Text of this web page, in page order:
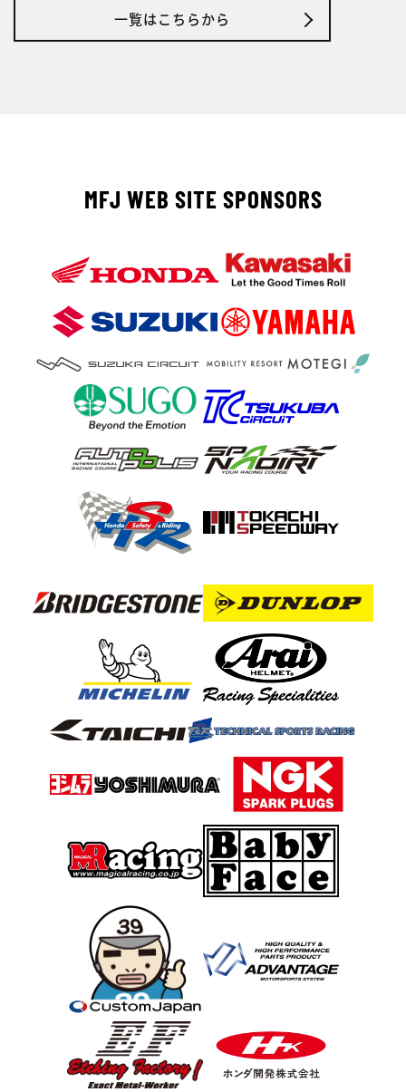
一覧はこちらから
MFJ WEB SITE SPONSORS